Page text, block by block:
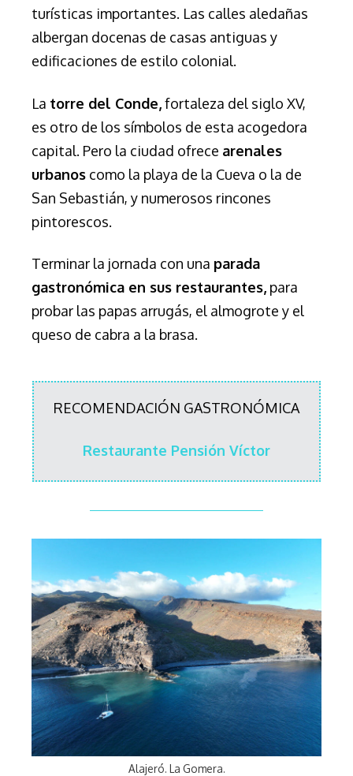
turísticas importantes. Las calles aledañas
albergan docenas de casas antiguas y
edificaciones de estilo colonial.
La torre del Conde,fortaleza del siglo XV,
es otro de los símbolos de esta acogedora
capital. Pero la ciudad ofrece arenales
urbanos como la playa de la Cueva o la de
San Sebastián, y numerosos rincones
pintorescos.
Terminar la jornada con una parada
gastronómica en sus restaurantes, para
probar las papas arrugás, el almogrote y el
queso de cabra a la brasa.
RECOMENDACIÓN GASTRONÓMICA
Restaurante Pensión Víctor
Alajeró. La Gomera.